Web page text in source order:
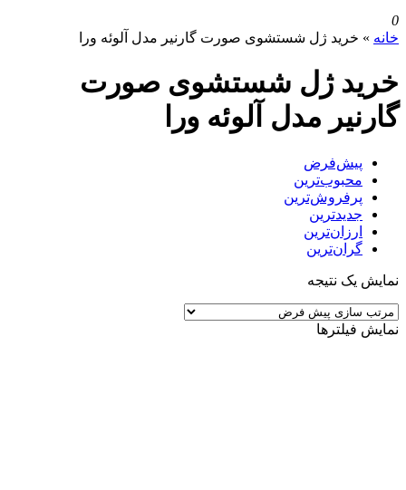
0
خانه » خرید ژل شستشوی صورت گارنیر مدل آلوئه ورا
خرید ژل شستشوی صورت
گارنیر مدل آلوئه ورا
پیش‌فرض
محبوب‌ترین
پرفروش‌ترین
جدیدترین
ارزان‌ترین
گران‌ترین
نمایش یک نتیجه
نمایش فیلترها